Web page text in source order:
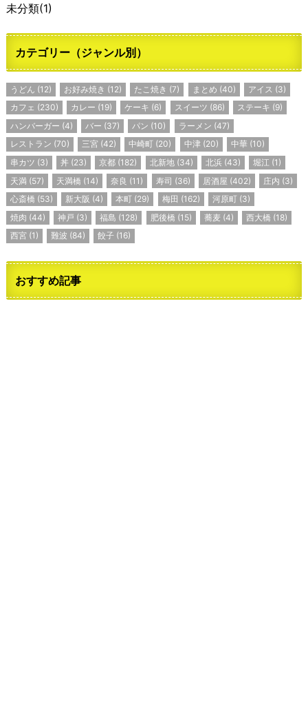
未分類(1)
カテゴリー（ジャンル別）
うどん (12) お好み焼き (12) たこ焼き (7) まとめ (40) アイス (3)
カフェ (230) カレー (19) ケーキ (6) スイーツ (86) ステーキ (9)
ハンバーガー (4) バー (37) パン (10) ラーメン (47)
レストラン (70) 三宮 (42) 中崎町 (20) 中津(20) 中華(10)
串カツ (3) 丼 (23) 京都 (182) 北新地(34) 北浜(43) 堀江 (1)
天満 (57) 天満橋 (14) 奈良 (11) 寿司 (36) 居酒屋 (402) 庄内 (3)
心斎橋 (53) 新大阪 (4) 本町 (29) 梅田 (162) 河原町 (3)
焼肉 (44) 神戸 (3) 福島 (128) 肥後橋 (15) 蕎麦(4) 西大橋 (18)
西宮(1) 難波 (84) 餃子 (16)
おすすめ記事